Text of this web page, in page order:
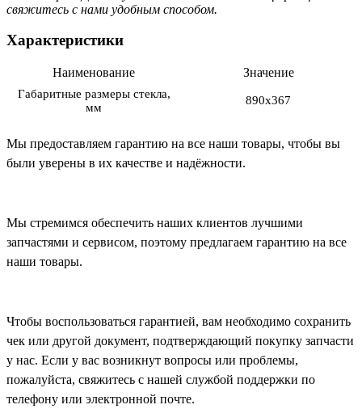
свяжитесь с нами удобным способом.
Характеристики
Наименование Значение
Габаритные размеры стекла,
мм
890х367
Мы предоставляем гарантию на все наши товары, чтобы вы
были уверены в их качестве и надёжности.
Мы стремимся обеспечить наших клиентов лучшими
запчастями и сервисом, поэтому предлагаем гарантию на все
наши товары.
Чтобы воспользоваться гарантией, вам необходимо сохранить
чек или другой документ, подтверждающий покупку запчасти
у нас. Если у вас возникнут вопросы или проблемы,
пожалуйста, свяжитесь с нашей службой поддержки по
телефону или электронной почте.